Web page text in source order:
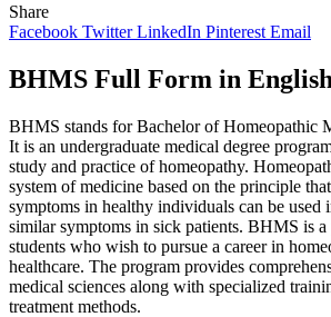
Share
Facebook Twitter LinkedIn Pinterest Email
BHMS Full Form in English
BHMS stands for Bachelor of Homeopathic
It is an undergraduate medical degree
study and practice of homeopathy.
system of medicine based on the principle
symptoms in healthy individuals can be used
similar symptoms in sick patients. BHMS is a
students who wish to pursue a career in
healthcare. The program provides
medical sciences along with specialized
treatment methods.